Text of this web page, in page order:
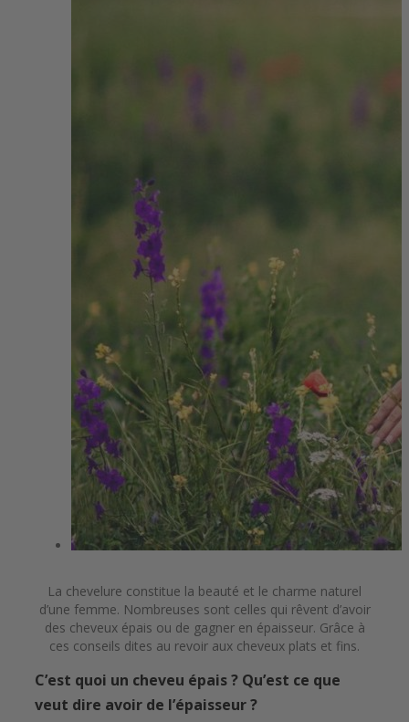
La chevelure constitue la beauté et le charme naturel
d’une femme. Nombreuses sont celles qui rêvent d’avoir
des cheveux épais ou de gagner en épaisseur. Grâce à
ces conseils dites au revoir aux cheveux plats et fins.
C’est quoi un cheveu épais ? Qu’est ce que
veut dire avoir de l’épaisseur ?